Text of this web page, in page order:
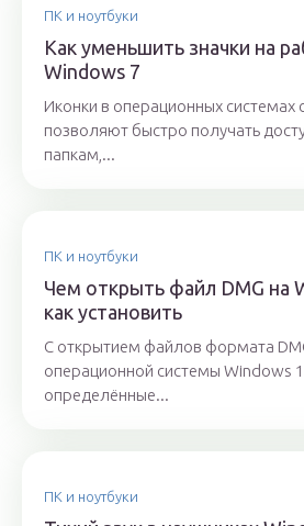
ПК и ноутбуки
Как уменьшить значки на
Windows 7
Иконки в операционных системах
позволяют быстро получать
папкам,...
ПК и ноутбуки
Чем открыть файл DMG на
как установить
С открытием файлов формата
операционной системы Windows
определённые...
ПК и ноутбуки